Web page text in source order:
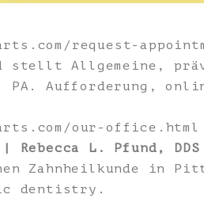
request-
stellt Allgemeine,
Aufforderung,
our-office.html
L. Pfund, DDS
Zahnheilkunde in
dentistry.